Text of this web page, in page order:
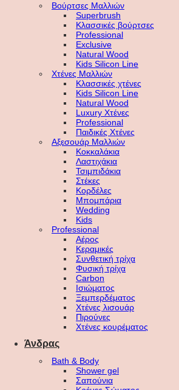
Βούρτσες Μαλλιών
Superbrush
Κλασσικές βούρτσες
Professional
Exclusive
Natural Wood
Kids Silicon Line
Χτένες Μαλλιών
Κλασσικές χτένες
Kids Silicon Line
Natural Wood
Luxury Χτένες
Professional
Παιδικές Χτένες
Αξεσουάρ Μαλλιών
Κοκκαλάκια
Λαστιχάκια
Τσιμπιδάκια
Στέκες
Κορδέλες
Μπομπάρια
Wedding
Kids
Professional
Αέρος
Κεραμικές
Συνθετική τρίχα
Φυσική τρίχα
Carbon
Ισιώματος
Ξεμπερδέματος
Χτένες λισουάρ
Πιρούνες
Χτένες κουρέματος
Άνδρας
Bath & Body
Shower gel
Σαπούνια